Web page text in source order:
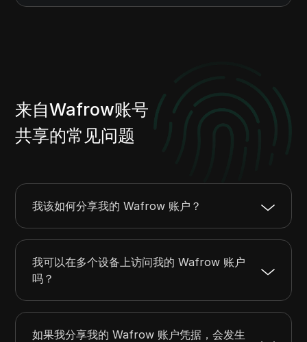
来自Wafrow账号
共享的常见问题
我该如何分享我的 Wafrow 账户？
我可以在多个设备上访问我的 Wafrow 账户
吗？
如果我分享我的 Wafrow 账户凭据，会发生